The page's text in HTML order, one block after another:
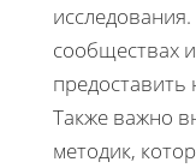
сообществах
Также важно
методик,